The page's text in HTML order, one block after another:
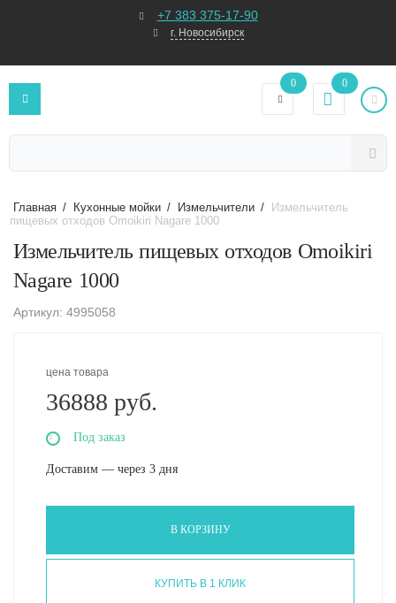
+7 383 375-17-90
г. Новосибирск
0 0
Главная / Кухонные мойки / Измельчители /
Измельчитель
пищевых отходов Omoikiri Nagare 1000
Измельчитель пищевых отходов Omoikiri
Nagare 1000
Артикул: 4995058
цена товара
36888 руб.
Под заказ
Доставим — через 3 дня
В КОРЗИНУ
КУПИТЬ В 1 КЛИК